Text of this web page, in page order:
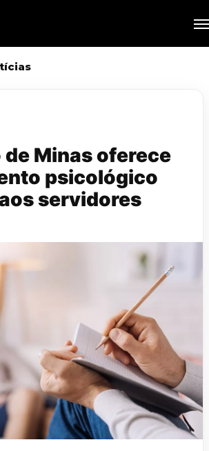
de Minas oferece
psicológico
servidores